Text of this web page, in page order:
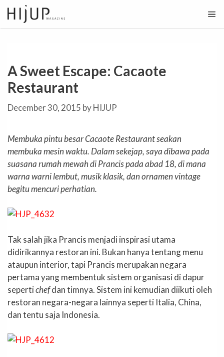
Skip
to
content
A Sweet Escape: Cacaote
Restaurant
December 30, 2015 byHIJUP
Membuka pintu besar Cacaote Restaurant seakan
membuka mesin waktu. Dalam sekejap, saya dibawa pada
suasana rumah mewah di Prancis pada abad 18, di mana
warna warni lembut, musik klasik, dan ornamen vintage
begitu mencuri perhatian.
Tak salah jika Prancis menjadi inspirasi utama
didirikannya restoran ini. Bukan hanya tentang menu
ataupun interior, tapi Prancis merupakan negara
pertama yang membentuk sistem organisasi di dapur
sepertichefdan timnya. Sistem ini kemudian diikuti oleh
restoran negara-negara lainnya seperti Italia, China,
dan tentu saja Indonesia.